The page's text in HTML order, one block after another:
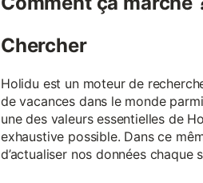
Chercher
Holidu est un moteur de
de vacances dans le monde
une des valeurs essentielles de
exhaustive possible. Dans ce
d’actualiser nos données